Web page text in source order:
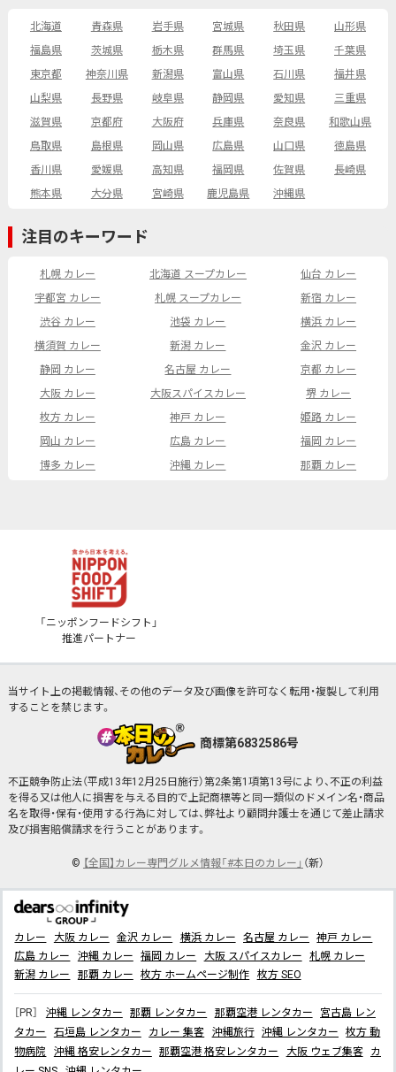
北海道 青森県 岩手県 宮城県 秋田県
山形県
福島県
茨城県 栃木県 群馬県 埼玉県
千葉県
東京都
神奈川県 新潟県 富山県 石川県
福井県
山梨県
長野県 岐阜県 静岡県 愛知県
三重県
滋賀県
京都府 大阪府 兵庫県 奈良県
和歌山県
鳥取県
島根県 岡山県 広島県 山口県
徳島県
香川県
愛媛県 高知県 福岡県 佐賀県
長崎県
熊本県
大分県 宮崎県 鹿児島県 沖縄県
注目のキーワード
札幌 カレー 北海道 スープカレー
仙台 カレー
宇都宮 カレー
札幌 スープカレー
新宿 カレー
渋谷 カレー
池袋 カレー
横浜 カレー
横須賀 カレー
新潟 カレー
金沢 カレー
静岡 カレー
名古屋 カレー
京都 カレー
大阪 カレー
大阪スパイスカレー
堺 カレー
枚方 カレー
神戸 カレー
姫路 カレー
岡山 カレー
広島 カレー
福岡 カレー
博多 カレー
沖縄 カレー 那覇 カレー
「ニッポンフードシフト」
推進パートナー
当サイト上の掲載情報、その他のデータ及び画像を許可なく転用・複製して利用
することを禁じます。
商標第6832586号
不正競争防止法（平成13年12月25日施行）第2条第1項第13号により、不正の利益
を得る又は他人に損害を与える目的で上記商標等と同一類似のドメイン名・商品
名を取得・保有・使用する行為に対しては、弊社より顧問弁護士を通じて差止請求
及び損害賠償請求を行うことがあります。
© 【全国】カレー専門グルメ情報「#本日のカレー」 （新）
カレー 大阪 カレー 金沢 カレー 横浜 カレー 名古屋 カレー
神戸 カレー
広島 カレー
沖縄 カレー 福岡 カレー 大阪 スパイスカレー
札幌 カレー
新潟 カレー
那覇 カレー 枚方 ホームページ制作 枚方 SEO
［PR］ 沖縄 レンタカー 那覇 レンタカー 那覇空港 レンタカー
宮古島 レン
タカー
石垣島 レンタカー カレー 集客 沖縄旅行 沖縄 レンタカー
枚方 動
物病院
沖縄 格安レンタカー 那覇空港 格安レンタカー 大阪 ウェブ集客
カ